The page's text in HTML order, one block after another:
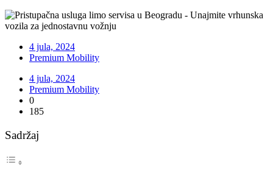
4 jula, 2024
Premium Mobility
4 jula, 2024
Premium Mobility
0
185
Sadržaj